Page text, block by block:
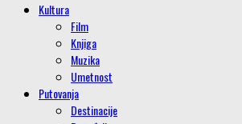
Kultura
Film
Knjiga
Muzika
Umetnost
Putovanja
Destinacije